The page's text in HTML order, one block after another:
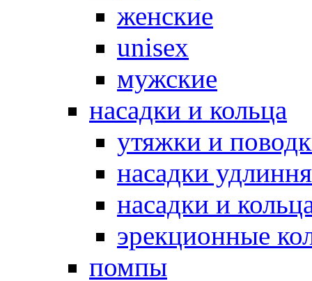
женские
unisex
мужские
насадки и кольца
утяжки и
насадки
насадки и
эрекционные
помпы